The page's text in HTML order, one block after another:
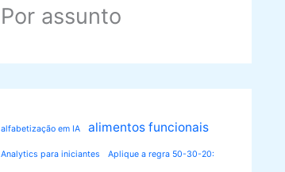
Por assunto
alfabetização em IA alimentos funcionais
Analytics para iniciantes Aplique a regra 50-30-20: